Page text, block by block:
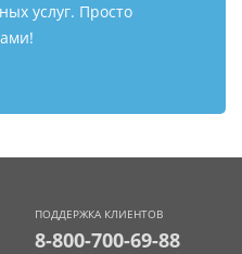
услуг. Просто
ПОДДЕРЖКА КЛИЕНТОВ
8-800-700-69-88